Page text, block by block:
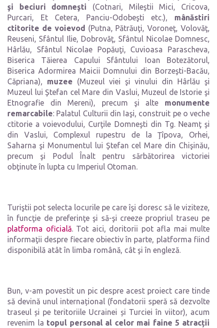
şi beciuri domneşti (Cotnari, Mileştii Mici, Cricova,
Purcari, Et Cetera, Panciu-Odobeşti etc.), mânăstiri
ctitorite de voievod (Putna, Pătrăuţi, Voroneţ, Volovăţ,
Reuseni, Sfântul Ilie, Dobrovăţ, Sfântul Nicolae Domnesc,
Hârlău, Sfântul Nicolae Popăuţi, Cuvioasa Parascheva,
Biserica Tăierea Capului Sfântului Ioan Botezătorul,
Biserica Adormirea Maicii Domnului din Borzeşti-Bacău,
Căpriana), muzee (Muzeul viei şi vinului din Hârlău şi
Muzeul lui Ştefan cel Mare din Vaslui, Muzeul de Istorie şi
Etnografie din Mereni), precum şi alte monumente
remarcabile: Palatul Culturii din Iaşi, construit pe o veche
ctitorie a voievodului, Curţile Domneşti din Tg. Neamţ şi
din Vaslui, Complexul rupestru de la Ţîpova, Orhei,
Saharna şi Monumentul lui Ştefan cel Mare din Chişinău,
precum şi Podul Înalt pentru sărbătorirea victoriei
obţinute în lupta cu Imperiul Otoman.
Turiştii pot selecta locurile pe care îşi doresc să le viziteze,
în funcţie de preferinţe şi să-şi creeze propriul traseu pe
platforma oficială. Tot aici, doritorii pot afla mai multe
informaţii despre fiecare obiectiv în parte, platforma fiind
disponibilă atât în limba română, cât şi în engleză.
Bun, v-am povestit un pic despre acest proiect care tinde
să devină unul internațional (fondatorii speră să dezvolte
traseul și pe teritoriile Ucrainei și Turciei în viitor), acum
revenim la topul personal al celor mai faine 5 atracții